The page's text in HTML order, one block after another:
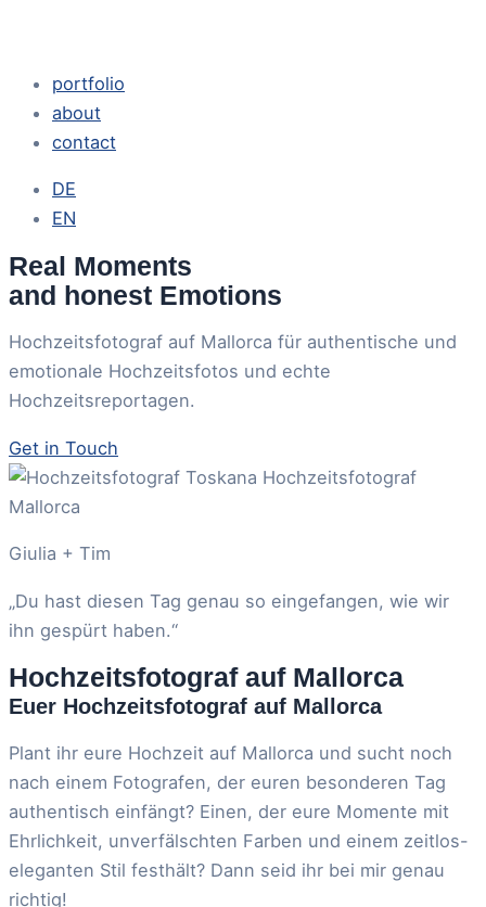
portfolio
about
contact
DE
EN
Real Moments
and honest Emotions
Hochzeitsfotograf auf Mallorca für authentische und
emotionale Hochzeitsfotos und echte
Hochzeitsreportagen.
Get in Touch
Giulia + Tim
„Du hast diesen Tag genau so eingefangen, wie wir
ihn gespürt haben.“
Hochzeitsfotograf auf Mallorca
Euer Hochzeitsfotograf auf Mallorca
Plant ihr eure Hochzeit auf Mallorca und sucht noch
nach einem Fotografen, der euren besonderen Tag
authentisch einfängt? Einen, der eure Momente mit
Ehrlichkeit, unverfälschten Farben und einem zeitlos-
eleganten Stil festhält? Dann seid ihr bei mir genau
richtig!